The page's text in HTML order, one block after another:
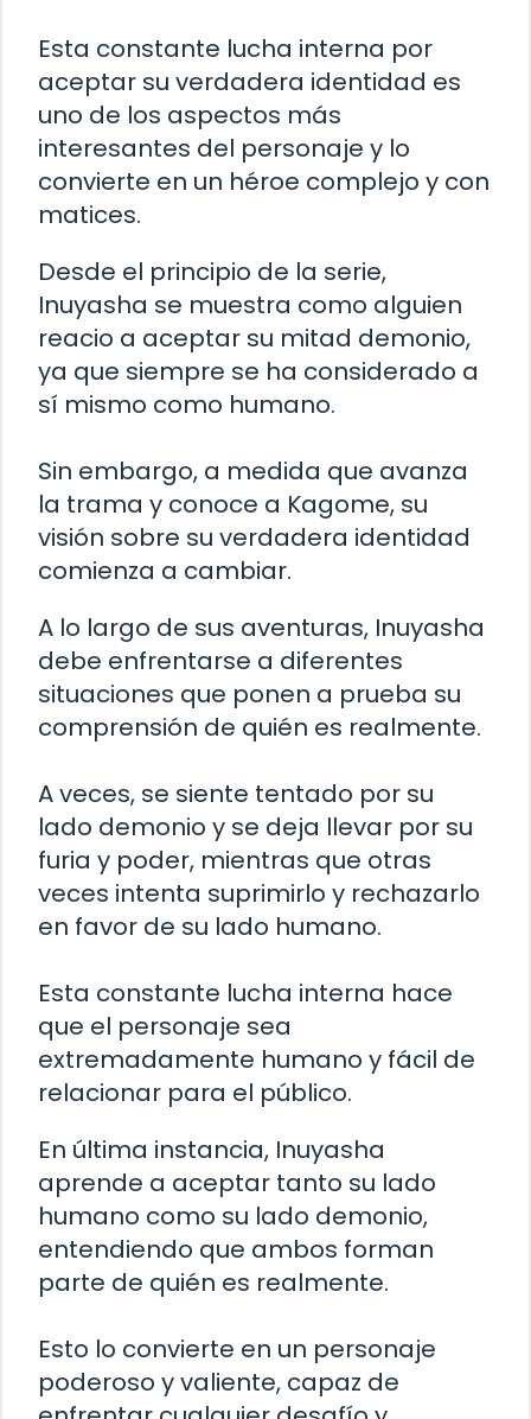
Esta constante lucha interna por
aceptar su verdadera identidad es
uno de los aspectos más
interesantes del personaje y lo
convierte en un héroe complejo y con
matices.
Desde el principio de la serie,
Inuyasha se muestra como alguien
reacio a aceptar su mitad demonio,
ya que siempre se ha considerado a
sí mismo como humano.
Sin embargo, a medida que avanza
la trama y conoce a Kagome, su
visión sobre su verdadera identidad
comienza a cambiar.
A lo largo de sus aventuras, Inuyasha
debe enfrentarse a diferentes
situaciones que ponen a prueba su
comprensión de quién es realmente.
A veces, se siente tentado por su
lado demonio y se deja llevar por su
furia y poder, mientras que otras
veces intenta suprimirlo y rechazarlo
en favor de su lado humano.
Esta constante lucha interna hace
que el personaje sea
extremadamente humano y fácil de
relacionar para el público.
En última instancia, Inuyasha
aprende a aceptar tanto su lado
humano como su lado demonio,
entendiendo que ambos forman
parte de quién es realmente.
Esto lo convierte en un personaje
poderoso y valiente, capaz de